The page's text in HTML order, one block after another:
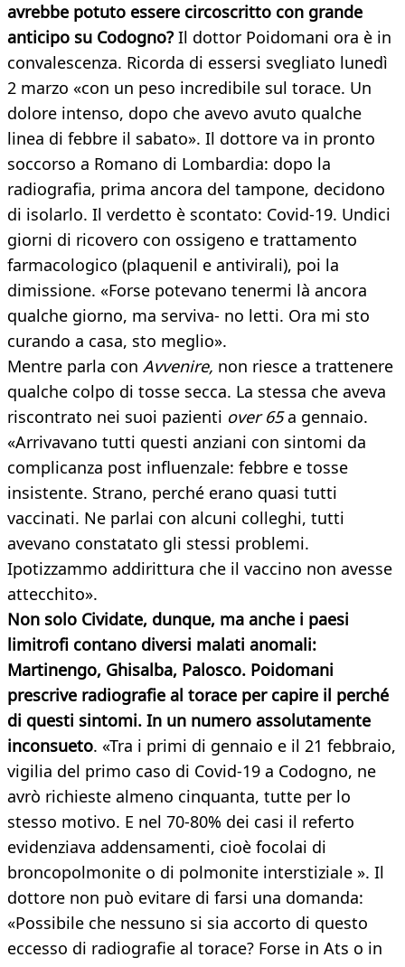
avrebbe potuto essere circoscritto con grande
anticipo su Codogno? Il dottor Poidomani ora è in
convalescenza. Ricorda di essersi svegliato lunedì
2 marzo «con un peso incredibile sul torace. Un
dolore intenso, dopo che avevo avuto qualche
linea di febbre il sabato». Il dottore va in pronto
soccorso a Romano di Lombardia: dopo la
radiografia, prima ancora del tampone, decidono
di isolarlo. Il verdetto è scontato: Covid-19. Undici
giorni di ricovero con ossigeno e trattamento
farmacologico (plaquenil e antivirali), poi la
dimissione. «Forse potevano tenermi là ancora
qualche giorno, ma serviva- no letti. Ora mi sto
curando a casa, sto meglio».
Mentre parla con Avvenire, non riesce a trattenere
qualche colpo di tosse secca. La stessa che aveva
riscontrato nei suoi pazienti over 65a gennaio.
«Arrivavano tutti questi anziani con sintomi da
complicanza post influenzale: febbre e tosse
insistente. Strano, perché erano quasi tutti
vaccinati. Ne parlai con alcuni colleghi, tutti
avevano constatato gli stessi problemi.
Ipotizzammo addirittura che il vaccino non avesse
attecchito».
Non solo Cividate, dunque, ma anche i paesi
limitrofi contano diversi malati anomali:
Martinengo, Ghisalba, Palosco. Poidomani
prescrive radiografie al torace per capire il perché
di questi sintomi. In un numero assolutamente
inconsueto. «Tra i primi di gennaio e il 21 febbraio,
vigilia del primo caso di Covid-19 a Codogno, ne
avrò richieste almeno cinquanta, tutte per lo
stesso motivo. E nel 70-80% dei casi il referto
evidenziava addensamenti, cioè focolai di
broncopolmonite o di polmonite interstiziale ». Il
dottore non può evitare di farsi una domanda:
«Possibile che nessuno si sia accorto di questo
eccesso di radiografie al torace? Forse in Ats o in